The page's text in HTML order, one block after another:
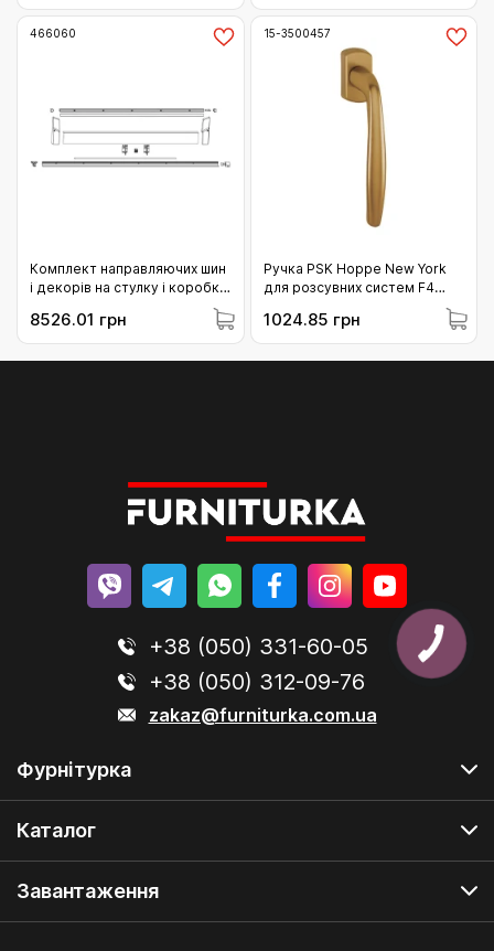
466060
Комплект направляючих шин
і декорів на стулку і коробку
L=2.630 FFB 1051-1250 білий
(466060)
8526.01 грн
15-3500457
Ручка PSK Hoppe New York
для розсувних систем F4
1024.85 грн
+38 (050) 331-60-05
+38 (050) 312-09-76
zakaz@furniturka.com.ua
Фурнітурка
Каталог
Завантаження